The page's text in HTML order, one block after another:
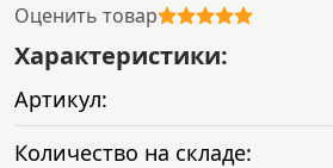
Оценить товар
Характеристики:
Артикул:
Количество на складе: